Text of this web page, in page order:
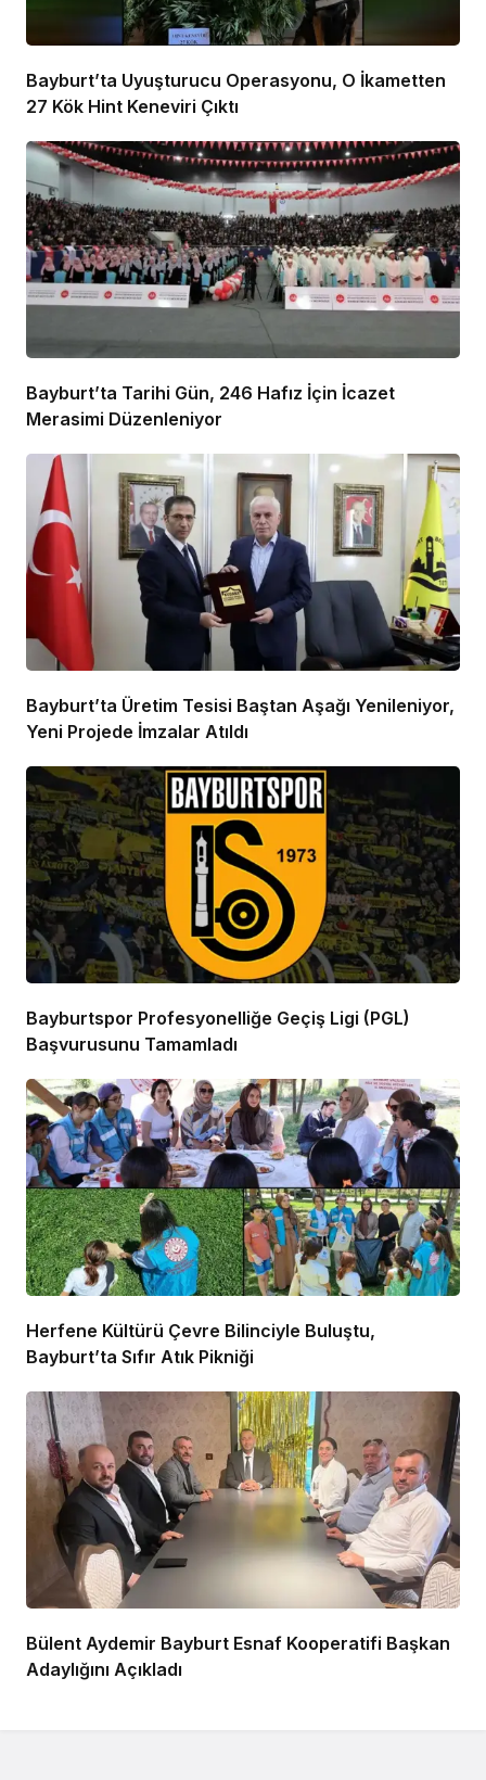
Bayburt’ta Uyuşturucu Operasyonu, O İkametten
27 Kök Hint Keneviri Çıktı
Bayburt’ta Tarihi Gün, 246 Hafız İçin İcazet
Merasimi Düzenleniyor
Bayburt’ta Üretim Tesisi Baştan Aşağı Yenileniyor,
Yeni Projede İmzalar Atıldı
Bayburtspor Profesyonelliğe Geçiş Ligi (PGL)
Başvurusunu Tamamladı
Herfene Kültürü Çevre Bilinciyle Buluştu,
Bayburt’ta Sıfır Atık Pikniği
Bülent Aydemir Bayburt Esnaf Kooperatifi Başkan
Adaylığını Açıkladı